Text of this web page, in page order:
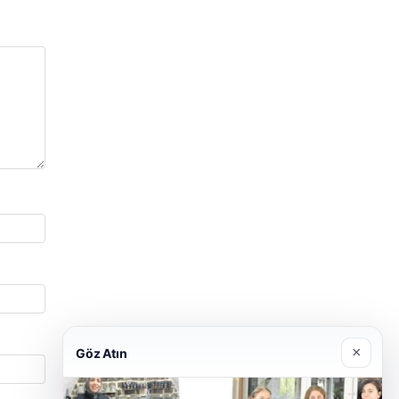
Göz Atın ×